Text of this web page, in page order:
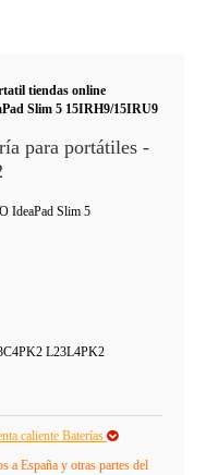
tiendas online
Slim 5 15IRH9/15IRU9
para portátiles -
IdeaPad Slim 5
L23L4PK2
caliente Baterías
a España y otras partes del